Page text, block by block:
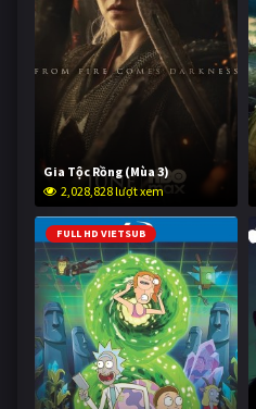
Gia Tộc Rồng (Mùa 3)
2,028,828 lượt xem
FULL HD VIETSUB